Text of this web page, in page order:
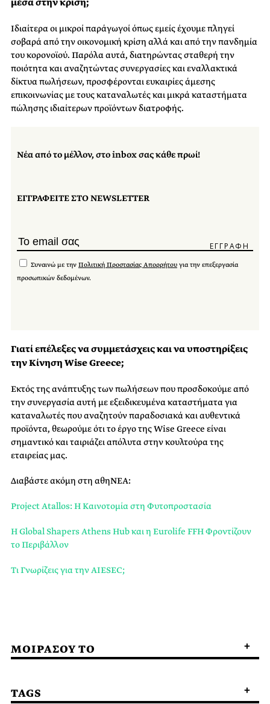
Ιδιαίτερα οι μικροί παράγωγοί όπως εμείς έχουμε πληγεί
σοβαρά από την οικονομική κρίση αλλά και από την πανδημία
του κορονοϊού. Παρόλα αυτά, διατηρώντας σταθερή την
ποιότητα και αναζητώντας συνεργασίες και εναλλακτικά
δίκτυα πωλήσεων, προσφέρονται ευκαιρίες άμεσης
επικοινωνίας με τους καταναλωτές και μικρά καταστήματα
πώλησης ιδιαίτερων προϊόντων διατροφής.
Νέα από το μέλλον, στο inbox σας κάθε πρωί!
ΕΓΓΡΑΦΕΙΤΕ ΣΤΟ NEWSLETTER
Συναινώ με την Πολιτική Προστασίας Απορρήτου για την επεξεργασία
προσωπικών δεδομένων.
Γιατί επέλεξες να συμμετάσχεις και να υποστηρίξεις
την Κίνηση Wise Greece;
Εκτός της ανάπτυξης των πωλήσεων που προσδοκούμε από
την συνεργασία αυτή με εξειδικευμένα καταστήματα για
καταναλωτές που αναζητούν παραδοσιακά και αυθεντικά
προϊόντα, θεωρούμε ότι το έργο της Wise Greece είναι
σημαντικό και ταιριάζει απόλυτα στην κουλτούρα της
εταιρείας μας.
Διαβάστε ακόμη στη αθηΝΕΑ:
Project Atallos: Η Καινοτομία στη Φυτοπροστασία
Η Global Shapers Athens Hub και η Eurolife FFH Φροντίζουν
το Περιβάλλον
Τι Γνωρίζεις για την AIESEC;
ΜΟΙΡΑΣΟΥ ΤΟ
TAGS